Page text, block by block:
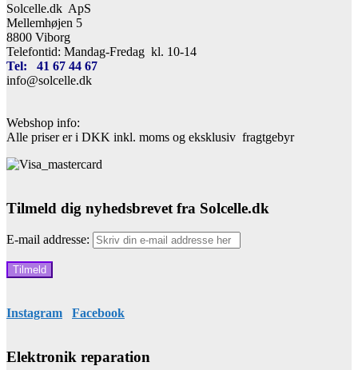
Solcelle.dk ApS
Mellemhøjen 5
8800 Viborg
Telefontid: Mandag-Fredag kl. 10-14
Tel: 41 67 44 67
info@solcelle.dk
Webshop info:
Alle priser er i DKK inkl. moms og eksklusiv fragtgebyr
Tilmeld dig nyhedsbrevet fra Solcelle.dk
E-mail addresse:
Instagram Facebook
Elektronik reparation